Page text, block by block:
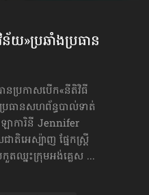
យ»​ប្រឆាំងប្រធាន
នប្រកាសបើក«នីតិវិធី
ធានសហព័ន្ធបាល់ទាត់
ាការិនី Jennifer
តិអេស្ប៉ាញ ផ្នែកស្ត្រី
កួតឈ្នះក្រុមអង់គ្លេស ...